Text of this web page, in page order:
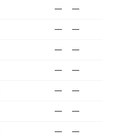
— —
— —
— —
— —
— —
— —
— —